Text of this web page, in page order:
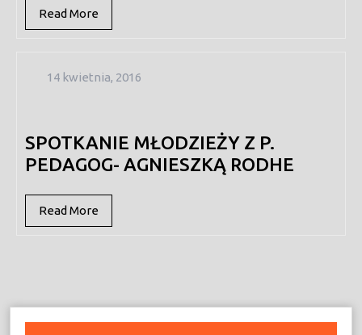
Read More
More
14 kwietnia, 201614
SPOTKANIE MŁODZIEŻY Z P.
PEDAGOG- AGNIESZKĄ RODHE
Read More
More